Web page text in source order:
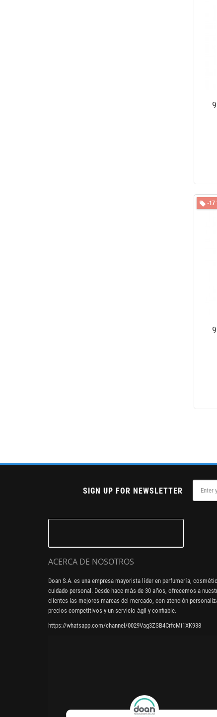
-17
SIGN UP FOR NEWSLETTER
ACERCA DE NOSOTROS
Doan S.A. es una empresa mayorista líder en perfumería,
cuidado personal. Desde hace más de 30 años, ofrecemos a
clientes las mejores marcas del mercado, con atención
precios competitivos y un servicio ágil y confiable.
https://whatsapp.com/channel/0029Vag3ZSB4CrfcMi1XK938